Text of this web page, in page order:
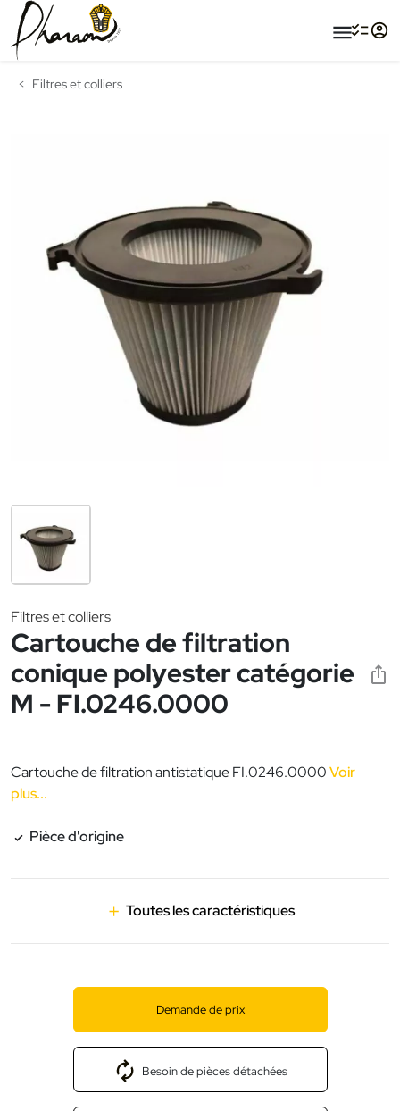
menu
Filtres et colliers
Filtres et colliers
Cartouche de filtration
conique polyester catégorie
M - FI.0246.0000
Cartouche de filtration antistatique FI.0246.0000Voir
plus...
Pièce d'origine
Toutes les caractéristiques
Demande de prix
Besoin de pièces détachées